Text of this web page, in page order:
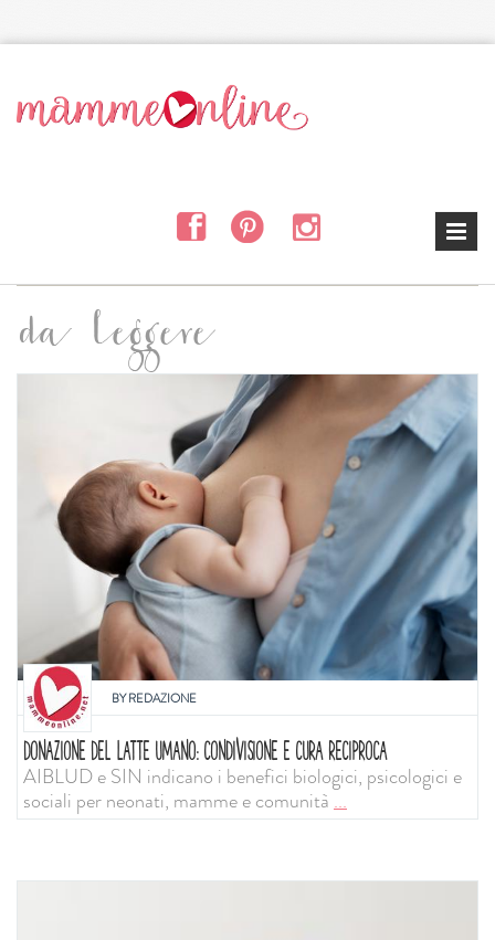
da leggere
BYREDAZIONE
DONAZIONE DEL LATTE UMANO: CONDIVISIONE E CURA RECIPROCA
AIBLUD e SIN indicano i benefici biologici, psicologici e
sociali per neonati, mamme e comunità...